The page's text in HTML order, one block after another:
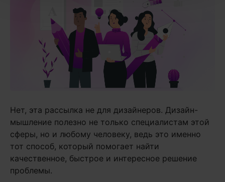
Нет, эта рассылка не для дизайнеров. Дизайн-
мышление полезно не только специалистам этой
сферы, но и любому человеку, ведь это именно
тот способ, который помогает найти
качественное, быстрое и интересное решение
проблемы.